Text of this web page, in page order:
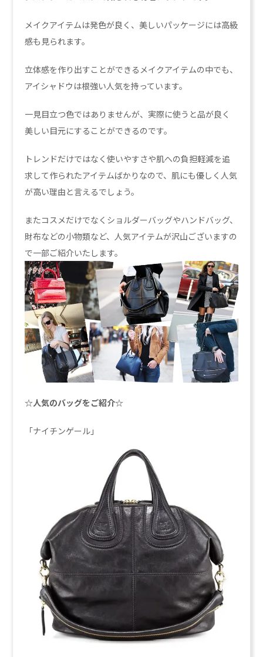
メイクアイテムは発色が良く、美しいパッケージには高級
感も見られます。
立体感を作り出すことができるメイクアイテムの中でも、
アイシャドウは根強い人気を持っています。
一見目立つ色ではありませんが、実際に使うと品が良く
美しい目元にすることができるのです。
トレンドだけではなく使いやすさや肌への負担軽減を追
求して作られたアイテムばかりなので、肌にも優しく人気
が高い理由と言えるでしょう。
またコスメだけでなくショルダーバッグやハンドバッグ、
財布などの小物類など、人気アイテムが沢山ございますの
で一部ご紹介いたします。
☆人気のバッグをご紹介☆
「ナイチンゲール」